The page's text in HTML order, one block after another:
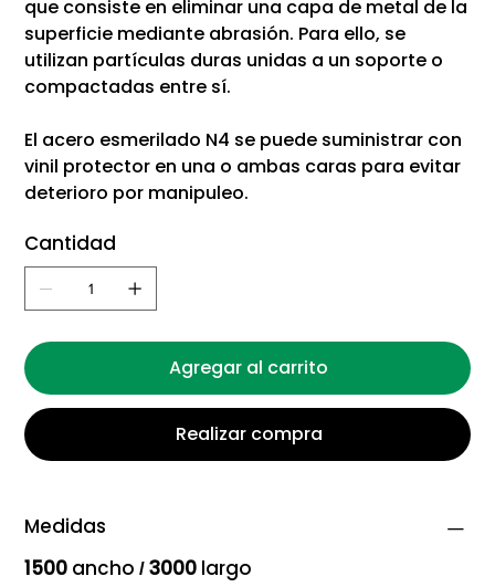
que consiste en eliminar una capa de metal de la
superficie mediante abrasión. Para ello, se
utilizan partículas duras unidas a un soporte o
compactadas entre sí.
El acero esmerilado N4 se puede suministrar con
vinil protector en una o ambas caras para evitar
deterioro por manipuleo.
Cantidad
Agregar al carrito
Realizar compra
Medidas
1500 ancho/ 3000 largo